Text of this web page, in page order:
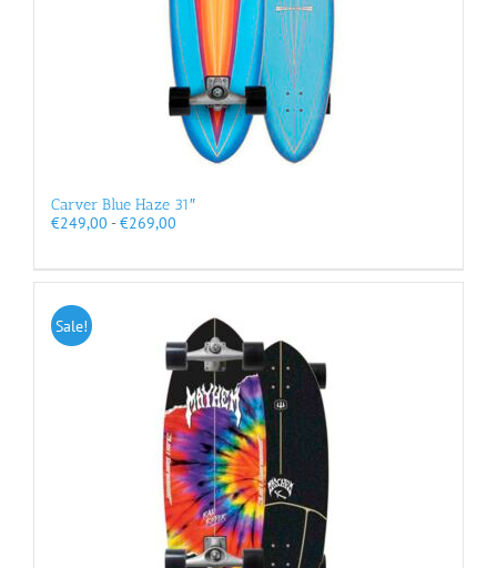
Carver Blue Haze 31″
€249,00 - €269,00Prijsklasse:
€269,00
Sale!